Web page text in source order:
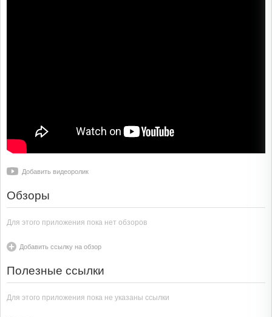
Добавить видеоролик
Обзоры
Для этого приложения пока нет обзоров
Добавить ссылку на обзор
Полезные ссылки
Для этого приложения пока не указаны ссылки